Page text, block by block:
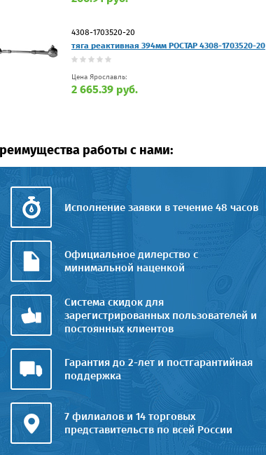
4308-1703520-20
тяга реактивная 394мм РОСТАР 4308-1703520-20
Цена Ярославль:
2 665.39 руб.
работы с нами:
Исполнение заявки в течение 48 часов
Официальное дилерство с
минимальной наценкой
Система скидок для
зарегистрированных пользователей и
постоянных клиентов
Гарантия до 2-лет и постгарантийная
поддержка
7 филиалов и 14 торговых
представительств по всей России